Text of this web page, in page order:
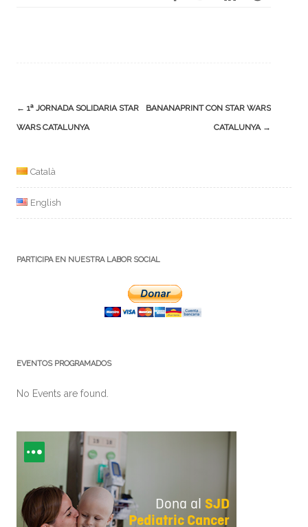
Navegación
de
entrada
← 1ª JORNADA SOLIDARIA STAR
WARS CATALUNYA
BANANAPRINT CON STAR WARS
CATALUNYA →
Català
English
PARTICIPA EN NUESTRA LABOR SOCIAL
EVENTOS PROGRAMADOS
No Events are found.